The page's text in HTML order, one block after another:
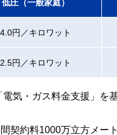
低圧（一般家庭）
4.0円／キロワット
2.5円／キロワット
気・ガス料金支援」を
契約料1000万立方メー